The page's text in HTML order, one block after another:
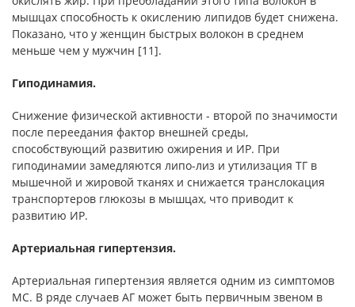
мышцах способность к окислению липидов будет снижена.
Показано, что у женщин быстрых волокон в среднем
меньше чем у мужчин [11].
Гиподинамия.
Снижение физической активности - второй по значимо­сти
после переедания фактор внешней среды,
способствующий развитию ожирения и ИР. При
гиподинамии замедляются липо-лиз и утилизация ТГ в
мышечной и жировой тканях и снижается транслокация
транспортеров глюкозы в мышцах, что приводит к
развитию ИР.
Артериальная гипертензия.
Артериальная гипертензия является одним из симптомов
МС. В ряде случаев АГ может быть первичным звеном в